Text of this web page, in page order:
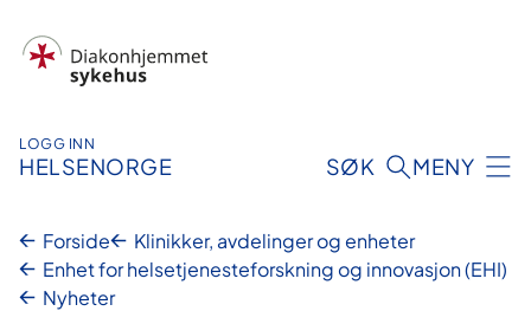
innhold
LOGG INN
HELSENORGE SØK MENY
Forside
Klinikker, avdelinger og enheter
Enhet for helsetjenesteforskning og innovasjon (EHI)
Nyheter